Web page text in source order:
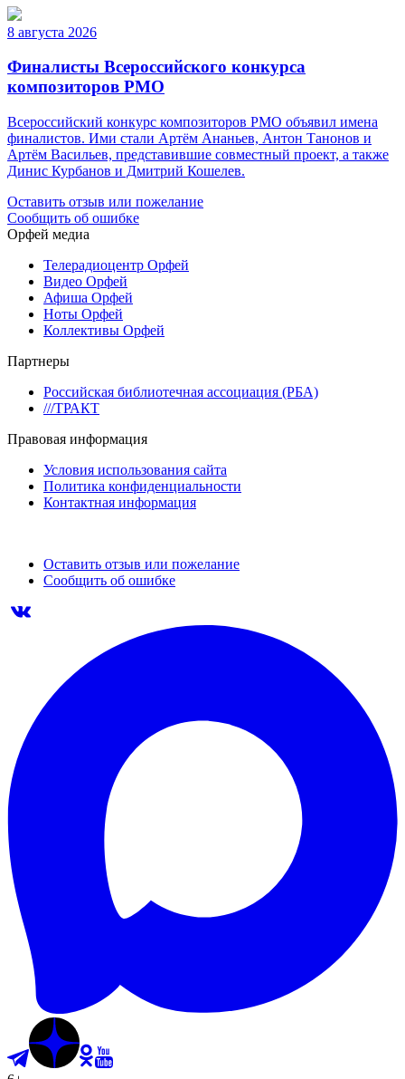
8 августа 2026
Финалисты Всероссийского конкурса
композиторов РМО
Всероссийский конкурс композиторов РМО объявил имена
финалистов. Ими стали Артём Ананьев, Антон Танонов и
Артём Васильев, представившие совместный проект, а также
Динис Курбанов и Дмитрий Кошелев.
Оставить отзыв или пожелание
Сообщить об ошибке
Орфей медиа
Телерадиоцентр Орфей
Видео Орфей
Афиша Орфей
Ноты Орфей
Коллективы Орфей
Партнеры
Российская библиотечная ассоциация (РБА)
///ТРАКТ
Правовая информация
Условия использования сайта
Политика конфиденциальности
Контактная информация
Оставить отзыв или пожелание
Сообщить об ошибке